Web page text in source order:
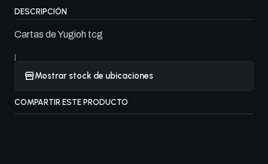
DESCRIPCIÓN
Cartas de Yugioh tcg
|
Mostrar stock de ubicaciones
COMPARTIR ESTE PRODUCTO